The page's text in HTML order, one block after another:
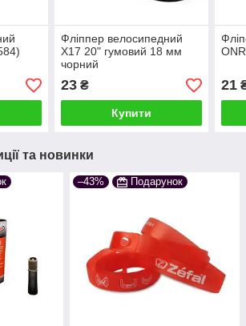
Фліппер велосипедний
X17 20" гумовий 18 мм
чорний
23₴
Купити
21
та новинки
–43% Подарунок